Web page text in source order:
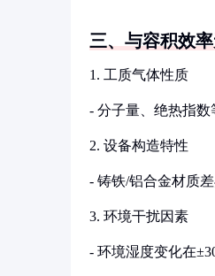
三、与容积效
1. 工质气体性质
- 分子量、绝热指
2. 设备构造特性
- 铸铁/铝合金材质
3. 环境干扰因素
- 环境湿度变化在